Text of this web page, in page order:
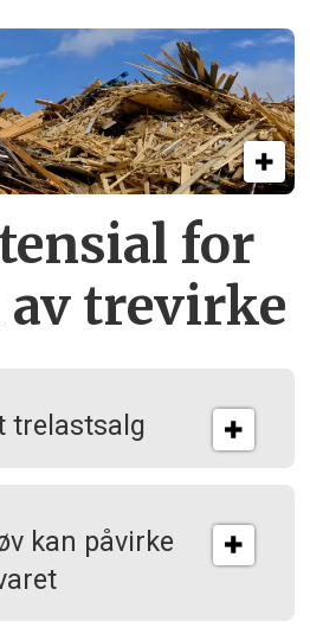
for
tre­virke
trelastsalg
kan på­virke